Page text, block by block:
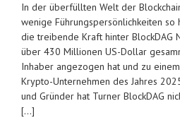
In der überfüllten Welt der
wenige Führungspersönlichkeiten so
die treibende Kraft hinter BlockDAG
über 430 Millionen US-Dollar
Inhaber angezogen hat und zu
Krypto-Unternehmen des Jahres
und Gründer hat Turner BlockDAG
[…]